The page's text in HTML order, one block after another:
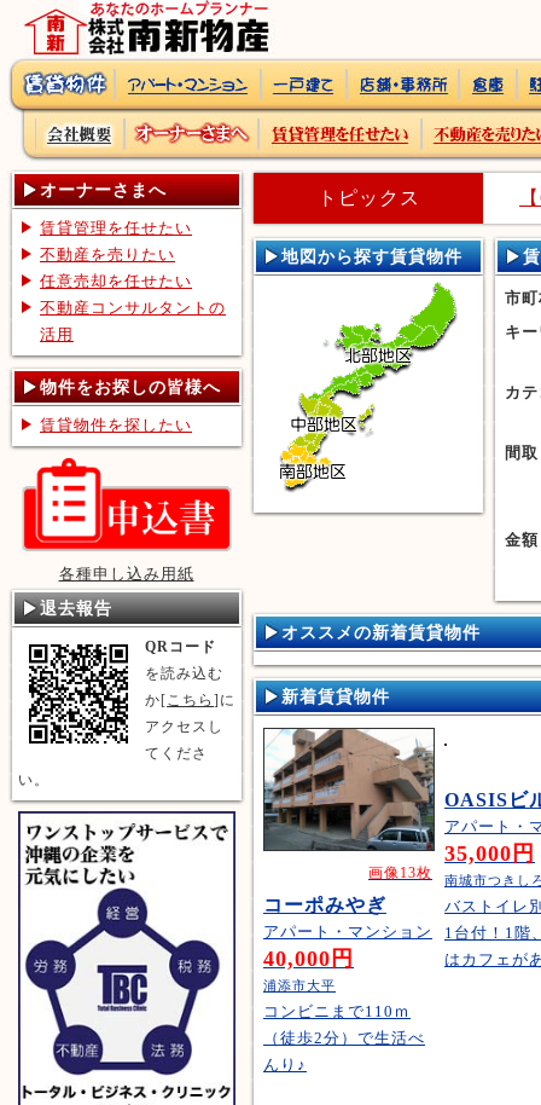
トピックス
地図から探す賃貸物件
市
キ
カ
間
金額
オススメの新着賃貸物件
新着賃貸物件
画像13枚
コーポみやぎ
アパート・マンション
40,000円
浦添市大平
コンビニまで110ｍ
（徒歩2分）で生活べ
んり♪
OASISビ
アパート・
35,000円
南城市つきし
バストイレ
1台付！1階
はカフェが
オーナーさまへ
賃貸管理を任せたい
不動産を売りたい
任意売却を任せたい
不動産コンサルタントの
活用
物件をお探しの皆様へ
賃貸物件を探したい
各種申し込み用紙
退去報告
QRコード
を読み込む
か[こちら ]に
アクセスし
てくださ
い。